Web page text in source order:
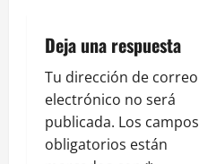
ó
n
d
e
Deja una respuesta
Tu dirección de correo
electrónico no será
publicada. Los campos
obligatorios están